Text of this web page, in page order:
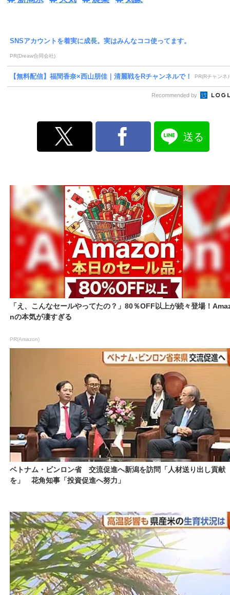
SNSアカウントを着実に成長。実はみんなココ使ってます。
PR(Dreaw合同会社)
【無料配信】福間香奈×西山朋佳｜清麗戦をRチャンネルで！ PR(Rチャンネ
Recommended by
送る
「え、こんなセールやってたの？」80％OFF以上が続々登場！
nの本気が凄すぎる
PR(Amazon)
ベトナム・ビンロン省 交流促進へ新潟を訪問「人材送り出し貢献
を」 花角知事「投資促進へ努力」